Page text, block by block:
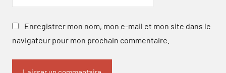
Enregistrer mon nom, mon e-mail et mon site dans le
navigateur pour mon prochain commentaire.